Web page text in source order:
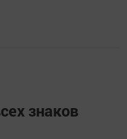
знаков